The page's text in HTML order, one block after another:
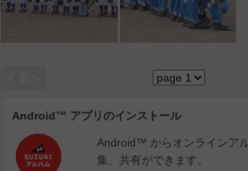
Android™ アプリのインストール
Android™ からオンラインア
集、共有ができます。